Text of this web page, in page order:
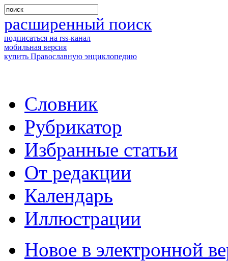
расширенный поиск
подписаться на rss-канал
мобильная версия
купить Православную энциклопедию
Словник
Рубрикатор
Избранные статьи
От редакции
Календарь
Иллюстрации
Новое в электронной